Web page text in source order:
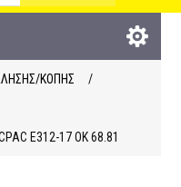
ΚΟΠΗΣ
/
E312-17 OK 68.81